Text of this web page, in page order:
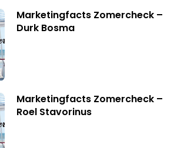
Marketingfacts Zomercheck –
Durk Bosma
Marketingfacts Zomercheck –
Roel Stavorinus